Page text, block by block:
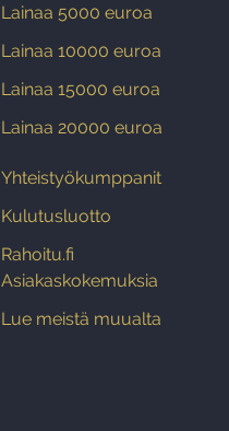
Lainaa 5000 euroa
Lainaa 10000 euroa
Lainaa 15000 euroa
Lainaa 20000 euroa
Yhteistyökumppanit
Kulutusluotto
Rahoitu.fi
Asiakaskokemuksia
Lue meistä muualta